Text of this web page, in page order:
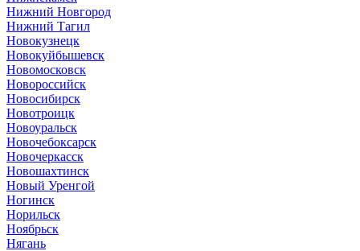
Нижний Новгород
Нижний Тагил
Новокузнецк
Новокуйбышевск
Новомосковск
Новороссийск
Новосибирск
Новотроицк
Новоуральск
Новочебоксарск
Новочеркасск
Новошахтинск
Новый Уренгой
Ногинск
Норильск
Ноябрьск
Нягань